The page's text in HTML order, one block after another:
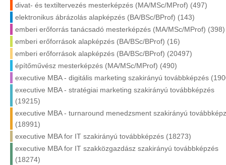
divat- és textiltervezés mesterképzés (MA/MSc/MProf) (497)
elektronikus ábrázolás alapképzés (BA/BSc/BProf) (143)
emberi erőforrás tanácsadó mesterképzés (MA/MSc/MProf) (398)
emberi erőforrások alapképzés (BA/BSc/BProf) (16)
emberi erőforrások alapképzés (BA/BSc/BProf) (20497)
építőművész mesterképzés (MA/MSc/MProf) (490)
executive MBA - digitális marketing szakirányú továbbképzés
executive MBA - stratégiai marketing szakirányú továbbképzés
(19215)
executive MBA - turnaround menedzsment szakirányú
(18991)
executive MBA for IT szakirányú továbbképzés (18273)
executive MBA for IT szakközgazdász szakirányú továbbképzés
(18274)